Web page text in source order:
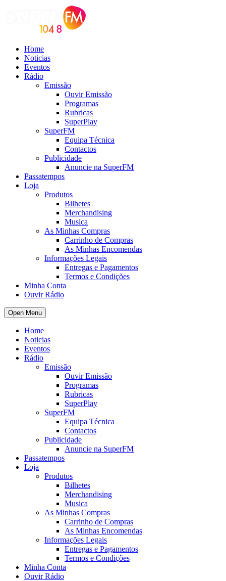
Home
Noticias
Eventos
Rádio
Emissão
Ouvir Emissão
Programas
Rubricas
SuperPlay
SuperFM
Equipa Técnica
Contactos
Publicidade
Anuncie na SuperFM
Passatempos
Loja
Produtos
Bilhetes
Merchandising
Musica
As Minhas Compras
Carrinho de Compras
As Minhas Encomendas
Informações Legais
Entregas e Pagamentos
Termos e Condições
Minha Conta
Ouvir Rádio
Open Menu
Home
Noticias
Eventos
Rádio
Emissão
Ouvir Emissão
Programas
Rubricas
SuperPlay
SuperFM
Equipa Técnica
Contactos
Publicidade
Anuncie na SuperFM
Passatempos
Loja
Produtos
Bilhetes
Merchandising
Musica
As Minhas Compras
Carrinho de Compras
As Minhas Encomendas
Informações Legais
Entregas e Pagamentos
Termos e Condições
Minha Conta
Ouvir Rádio